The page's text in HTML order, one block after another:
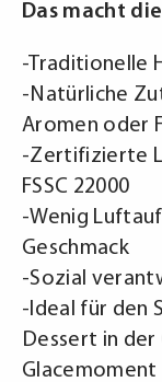
Das macht
-Traditionelle
-Natürliche
Aromen oder
-Zertifizierte
FSSC 22000
-Wenig
Geschmack
-Sozial
-Ideal für den
Dessert in
Glacemoment